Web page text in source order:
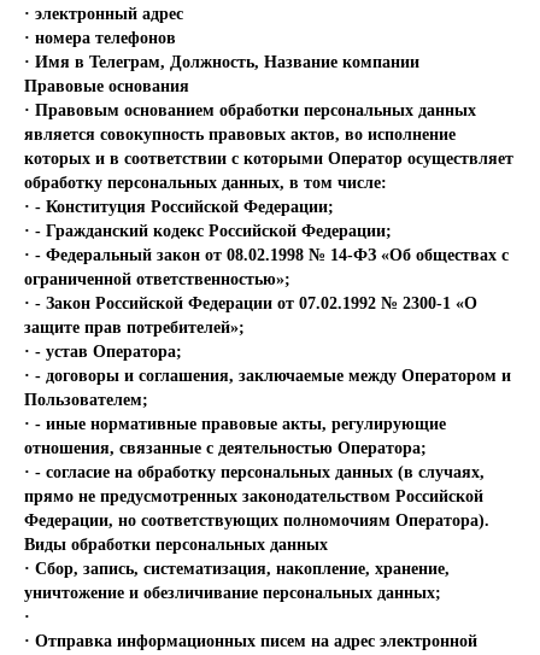
· электронный адрес
· номера телефонов
· Имя в Телеграм, Должность, Название компании
Правовые основания
· Правовым основанием обработки персональных данных
является совокупность правовых актов, во исполнение
которых и в соответствии с которыми Оператор осуществляет
обработку персональных данных, в том числе:
· - Конституция Российской Федерации;
· - Гражданский кодекс Российской Федерации;
· - Федеральный закон от 08.02.1998 № 14-ФЗ «Об обществах с
ограниченной ответственностью»;
· - Закон Российской Федерации от 07.02.1992 № 2300-1 «О
защите прав потребителей»;
· - устав Оператора;
· - договоры и соглашения, заключаемые между Оператором и
Пользователем;
· - иные нормативные правовые акты, регулирующие
отношения, связанные с деятельностью Оператора;
· - согласие на обработку персональных данных (в случаях,
прямо не предусмотренных законодательством Российской
Федерации, но соответствующих полномочиям Оператора).
Виды обработки персональных данных
· Сбор, запись, систематизация, накопление, хранение,
уничтожение и обезличивание персональных данных;
·
· Отправка информационных писем на адрес электронной